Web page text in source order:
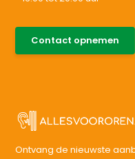
Contact opnemen
Ontvang de nieuwste